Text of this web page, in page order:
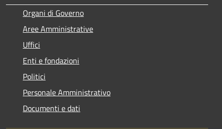
Organi di Governo
Aree Amministrative
Uffici
Enti e fondazioni
Politici
Personale Amministrativo
Documenti e dati